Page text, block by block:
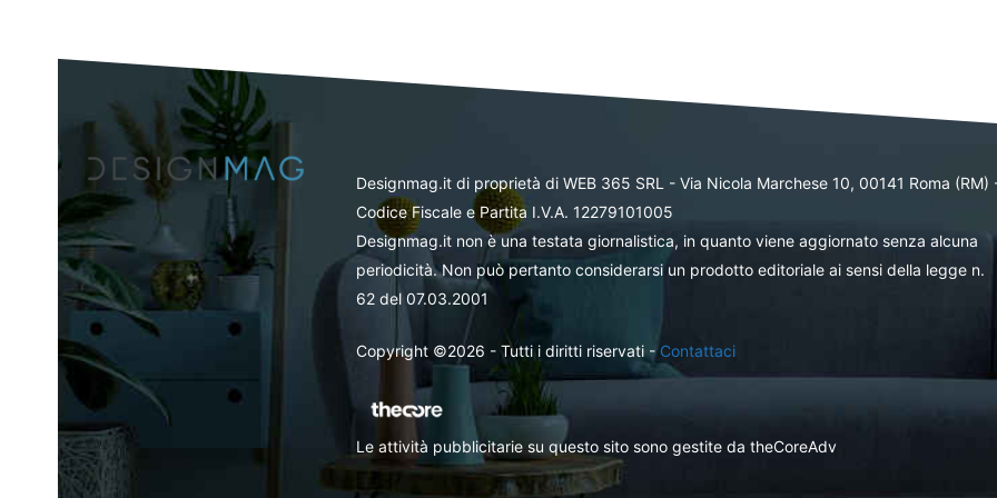
Designmag.it di proprietà di WEB 365 SRL - Via Nicola Marchese 10, 00141 Roma (RM)
Codice Fiscale e Partita I.V.A. 12279101005
Designmag.it non è una testata giornalistica, in quanto viene aggiornato senza alcuna
periodicità. Non può pertanto considerarsi un prodotto editoriale ai sensi della legge n.
62 del 07.03.2001
Copyright ©2026 - Tutti i diritti riservati -Contattaci
Le attività pubblicitarie su questo sito sono gestite da theCoreAdv